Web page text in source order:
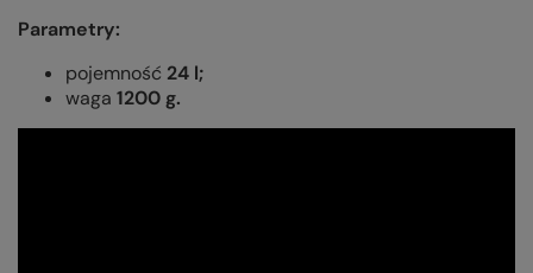
Parametry:
pojemność 24 l;
waga 1200g.